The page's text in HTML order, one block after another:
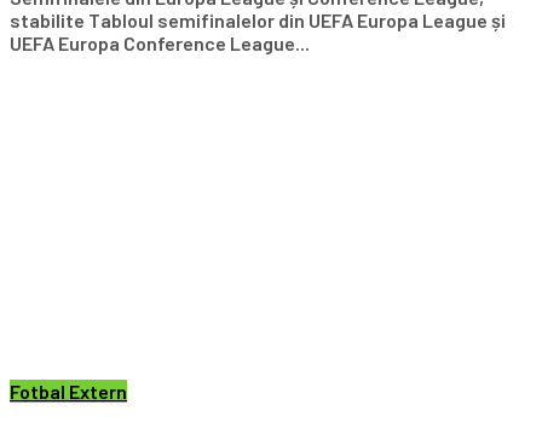
stabilite Tabloul semifinalelor din UEFA Europa League și
UEFA Europa Conference League...
Fotbal Extern